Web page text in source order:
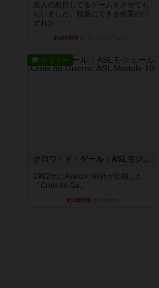
友人の所持してるゲームをさせても
らいました。順番にできる作業のい
ずれか...
約1時間前
レビュー
クロワ・ド・ゲール：ASLモジュール10
1992年にAvalon Hill社が出版した
『Croix de Gu...
約3時間前